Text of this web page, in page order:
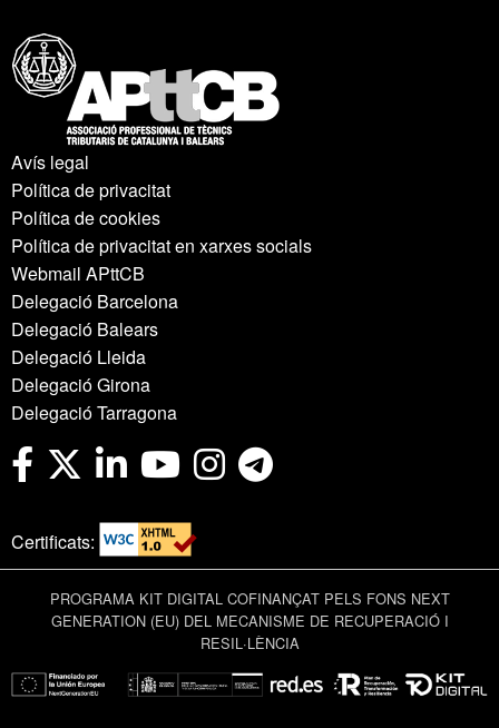
Avís legal
Política de privacitat
Política de cookies
Política de privacitat en xarxes socials
Webmail APttCB
Delegació Barcelona
Delegació Balears
Delegació Lleida
Delegació Girona
Delegació Tarragona
Certificats:
PROGRAMA KIT DIGITAL COFINANÇAT PELS FONS NEXT
GENERATION (EU) DEL MECANISME DE RECUPERACIÓ I
RESIL·LÈNCIA